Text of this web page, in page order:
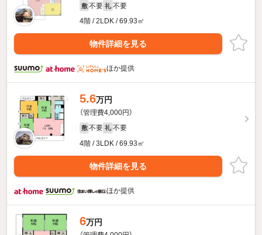
敷 不要 礼 不要
4階 / 2LDK / 69.93㎡
物件詳細を見る
ほか提供
5.6万円
（管理費4,000円）
敷 不要 礼 不要
4階 / 3LDK / 69.93㎡
物件詳細を見る
ほか提供
6万円